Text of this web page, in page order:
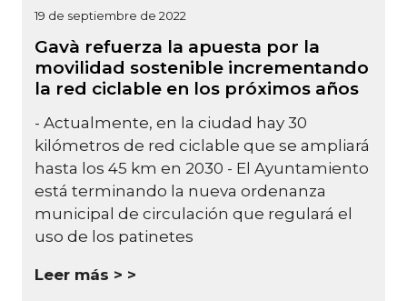
19 de septiembre de 2022
Gavà refuerza la apuesta por la
movilidad sostenible incrementando
la red ciclable en los próximos años
- Actualmente, en la ciudad hay 30
kilómetros de red ciclable que se ampliará
hasta los 45 km en 2030 - El Ayuntamiento
está terminando la nueva ordenanza
municipal de circulación que regulará el
uso de los patinetes
Leer más >